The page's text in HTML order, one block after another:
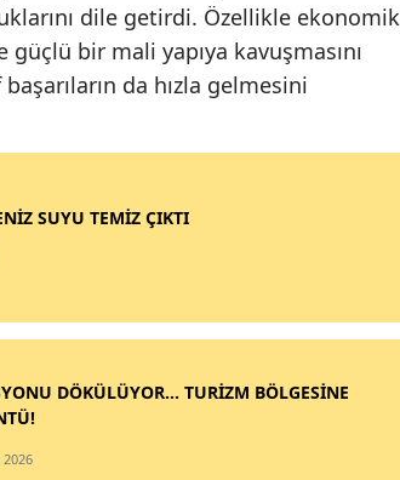
dile getirdi. Özellikle ekonomik
bir mali yapıya kavuşmasını
da hızla gelmesini
SUYU TEMİZ ÇIKTI
DÖKÜLÜYOR... TURİZM BÖLGESİNE